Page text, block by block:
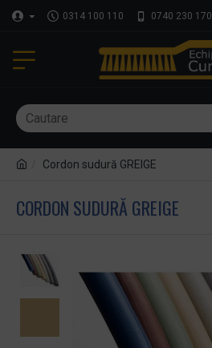
0314 100 110 0740 230 170
Cordon sudură GREIGE
CORDON SUDURĂ GREIGE